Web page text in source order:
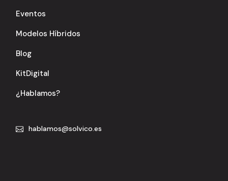
Eventos
Modelos Híbridos
Blog
KitDigital
¿Hablamos?
hablamos@solvico.es